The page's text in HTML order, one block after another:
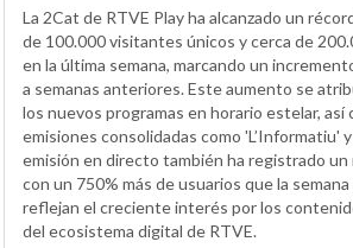
La 2Cat de RTVE Play ha alcanzado un
de 100.000 visitantes únicos y cerca de
en la última semana, marcando un
a semanas anteriores. Este aumento se
los nuevos programas en horario estelar, así
emisiones consolidadas como 'L’Informatiu' y
emisión en directo también ha registrado
con un 750% más de usuarios que la
reflejan el creciente interés por los
del ecosistema digital de RTVE.